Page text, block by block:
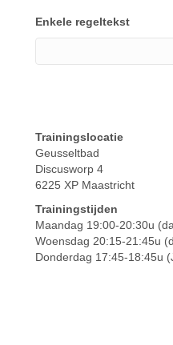
Enkele regeltekst
Trainingslocatie
Geusseltbad
Discusworp 4
6225 XP Maastricht
Trainingstijden
Maandag 19:00-20:30u
Woensdag 20:15-21:45u
Donderdag 17:45-18:45u